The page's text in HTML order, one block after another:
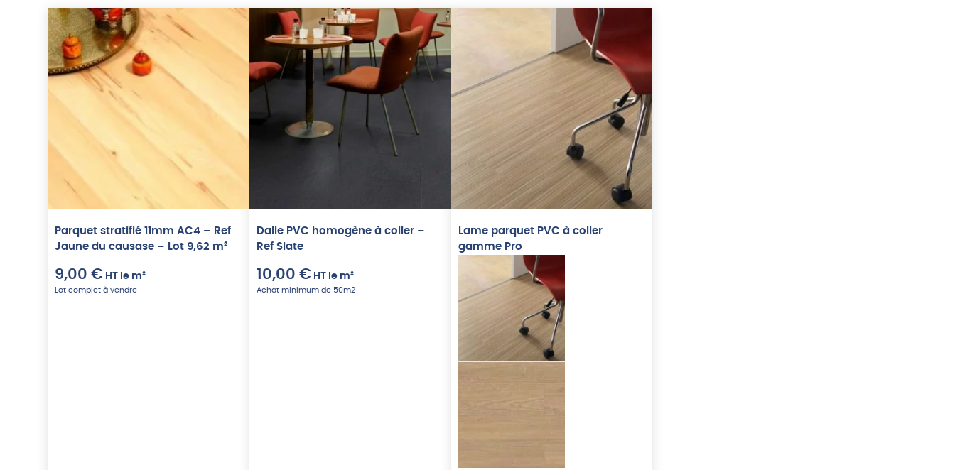
Parquet stratifié 11mm AC4 – Ref
Jaune du causase – Lot 9,62 m²
9,00€ HT le m²
Lot complet à vendre
Dalle PVC homogène à coller –
Ref Slate
10,00 € HTle m²
Achat minimum de 50m2
Lame parquet PVC à coller
gamme Pro